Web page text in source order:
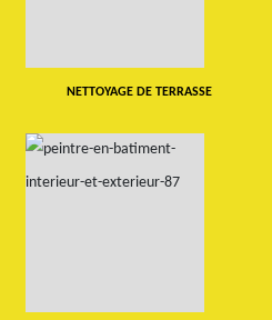
NETTOYAGE DE TERRASSE